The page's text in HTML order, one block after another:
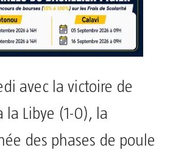
avec la victoire de
la Libye (1-0), la
des phases de poule